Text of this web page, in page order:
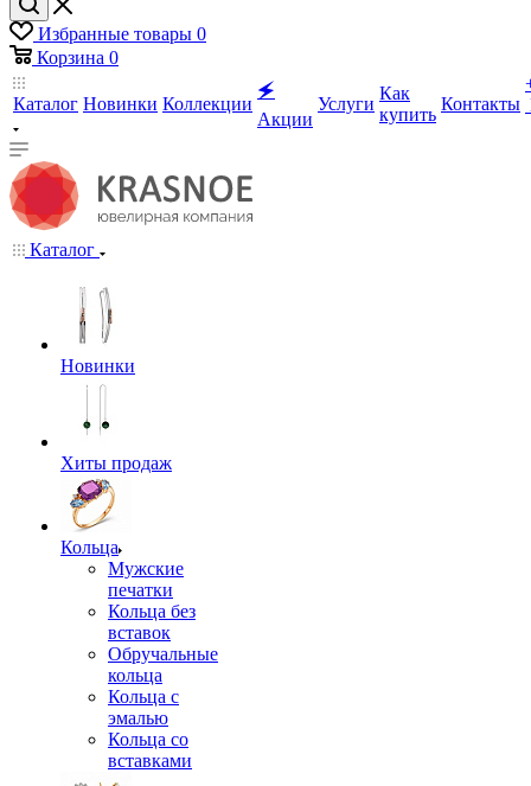
Избранные товары 0
Корзина 0
Каталог Новинки Коллекции
🗲
Акции
Услуги
Как
купить
Контакты
Каталог
Новинки
Хиты продаж
Кольца
Мужские
печатки
Кольца без
вставок
Обручальные
кольца
Кольца с
эмалью
Кольца со
вставками